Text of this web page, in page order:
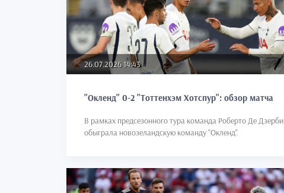
26.07.2026 14:43
"Окленд" 0-2 "Тоттенхэм Хотспур": обзор матча
В рамках предсезонного тура команда Роберто Де Дзерби
обыграла новозеландскую команду "Окленд".